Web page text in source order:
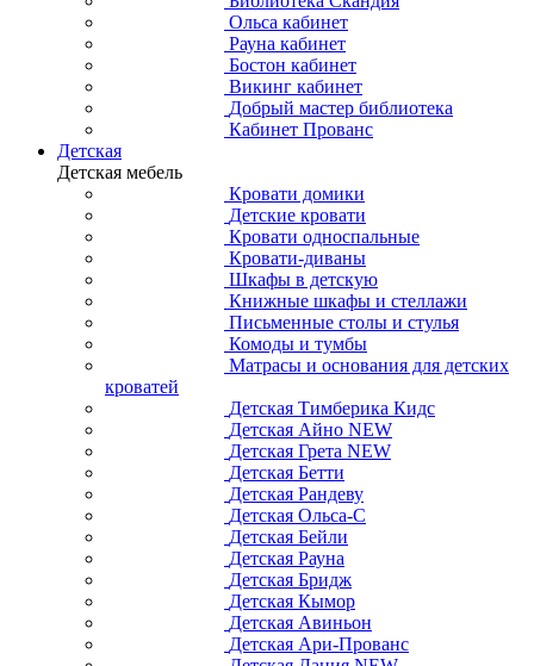
Ольса кабинет
Рауна кабинет
Бостон кабинет
Викинг кабинет
Добрый мастер библиотека
Кабинет Прованс
Детская
Детская мебель
Кровати домики
Детские кровати
Кровати односпальные
Кровати-диваны
Шкафы в детскую
Книжные шкафы и стеллажи
Письменные столы и стулья
Комоды и тумбы
Матрасы и основания для детских
кроватей
Детская Тимберика Кидс
Детская Айно NEW
Детская Грета NEW
Детская Бетти
Детская Рандеву
Детская Ольса-С
Детская Бейли
Детская Рауна
Детская Бридж
Детская Кымор
Детская Авиньон
Детская Ари-Прованс